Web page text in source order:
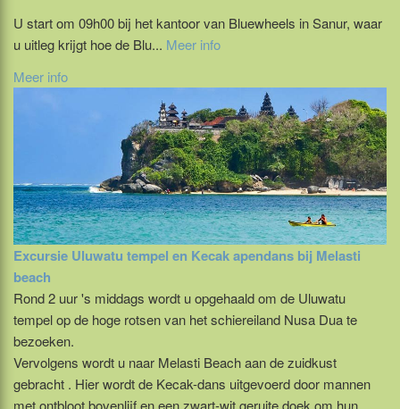
U start om 09h00 bij het kantoor van Bluewheels in Sanur, waar
u uitleg krijgt hoe de Blu... Meer info
Meer info
Excursie Uluwatu tempel en Kecak apendans bij Melasti
beach
Rond 2 uur 's middags wordt u opgehaald om de Uluwatu
tempel op de hoge rotsen van het schiereiland Nusa Dua te
bezoeken.
Vervolgens wordt u naar Melasti Beach aan de zuidkust
gebracht . Hier wordt de Kecak-dans uitgevoerd door mannen
met ontbloot bovenlijf en een zwart-wit geruite doek om hun